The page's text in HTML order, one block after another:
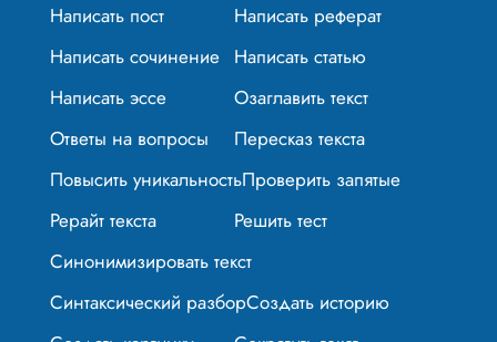
Написать пост
Написать реферат
Написать сочинение Написать статью
Написать эссе
Озаглавить текст
Ответы на вопросы
Пересказ текста
Повысить уникальностьПроверить запятые
Рерайт текста
Решить тест
Синонимизировать текст
Синтаксический разборСоздать историю